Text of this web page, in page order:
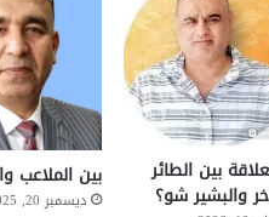
بين الطائر
والبشير شو؟
بين الملاعب
ديسمبر 20, 2025